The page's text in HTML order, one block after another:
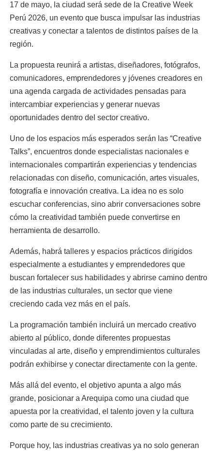
17 de mayo, la ciudad será sede de la Creative Week
Perú 2026, un evento que busca impulsar las industrias
creativas y conectar a talentos de distintos países de la
región.
La propuesta reunirá a artistas, diseñadores, fotógrafos,
comunicadores, emprendedores y jóvenes creadores en
una agenda cargada de actividades pensadas para
intercambiar experiencias y generar nuevas
oportunidades dentro del sector creativo.
Uno de los espacios más esperados serán las “Creative
Talks”, encuentros donde especialistas nacionales e
internacionales compartirán experiencias y tendencias
relacionadas con diseño, comunicación, artes visuales,
fotografía e innovación creativa. La idea no es solo
escuchar conferencias, sino abrir conversaciones sobre
cómo la creatividad también puede convertirse en
herramienta de desarrollo.
Además, habrá talleres y espacios prácticos dirigidos
especialmente a estudiantes y emprendedores que
buscan fortalecer sus habilidades y abrirse camino dentro
de las industrias culturales, un sector que viene
creciendo cada vez más en el país.
La programación también incluirá un mercado creativo
abierto al público, donde diferentes propuestas
vinculadas al arte, diseño y emprendimientos culturales
podrán exhibirse y conectar directamente con la gente.
Más allá del evento, el objetivo apunta a algo más
grande, posicionar a Arequipa como una ciudad que
apuesta por la creatividad, el talento joven y la cultura
como parte de su crecimiento.
Porque hoy, las industrias creativas ya no solo generan